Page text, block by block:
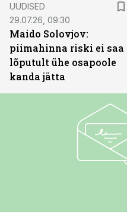
UUDISED
29.07.26, 09:30
Maido Solovjov:
piimahinna riski ei saa
lõputult ühe osapoole
kanda jätta